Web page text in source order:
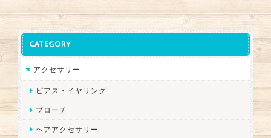
CATEGORY
アクセサリー
ピアス・イヤリング
ブローチ
ヘアアクセサリー